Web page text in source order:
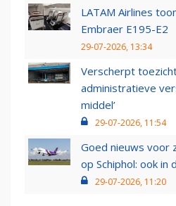
LATAM Airlines
Embraer E195-E2
29-07-2026, 13:34
Verscherpt
administratieve
middel’
29-07-2026, 11:54
Goed nieuws voor
op Schiphol: ook in
29-07-2026, 11:20